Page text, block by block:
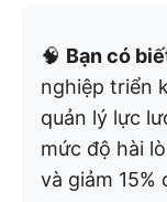
🧠 Bạn có
nghiệp triển
quản lý lực
mức độ hài
và giảm 15%